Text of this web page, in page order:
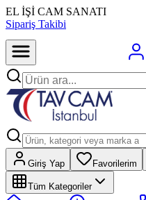
EL İŞİ CAM SANATI
Sipariş Takibi
Giriş Yap Favorilerim
Tüm Kategoriler